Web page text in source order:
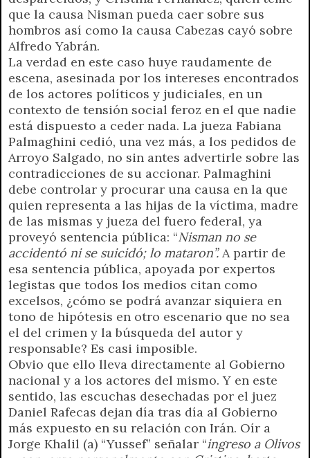
que la causa Nisman pueda caer sobre sus
hombros así como la causa Cabezas cayó sobre
Alfredo Yabrán.
La verdad en este caso huye raudamente de
escena, asesinada por los intereses encontrados
de los actores políticos y judiciales, en un
contexto de tensión social feroz en el que nadie
está dispuesto a ceder nada. La jueza Fabiana
Palmaghini cedió, una vez más, a los pedidos de
Arroyo Salgado, no sin antes advertirle sobre las
contradicciones de su accionar. Palmaghini
debe controlar y procurar una causa en la que
quien representa a las hijas de la víctima, madre
de las mismas y jueza del fuero federal, ya
proveyó sentencia pública: “Nisman no se
accidentó ni se suicidó; lo mataron”. A partir de
esa sentencia pública, apoyada por expertos
legistas que todos los medios citan como
excelsos, ¿cómo se podrá avanzar siquiera en
tono de hipótesis en otro escenario que no sea
el del crimen y la búsqueda del autor y
responsable? Es casi imposible.
Obvio que ello lleva directamente al Gobierno
nacional y a los actores del mismo. Y en este
sentido, las escuchas desechadas por el juez
Daniel Rafecas dejan día tras día al Gobierno
más expuesto en su relación con Irán. Oír a
Jorge Khalil (a) “Yussef” señalar “ingreso a Olivos